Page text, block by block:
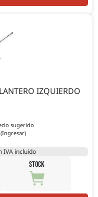
IZQUIERDO
sugerido
(Ingresar)
IVA incluido
STOCK